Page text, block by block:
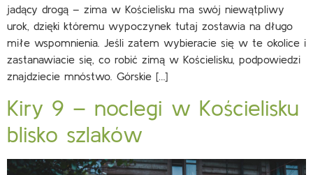
jadący drogą – zima w Kościelisku ma swój niewątpliwy
urok, dzięki któremu wypoczynek tutaj zostawia na długo
miłe wspomnienia. Jeśli zatem wybieracie się w te okolice i
zastanawiacie się, co robić zimą w Kościelisku, podpowiedzi
znajdziecie mnóstwo. Górskie […]
Kiry 9 – noclegi w Kościelisku
blisko szlaków